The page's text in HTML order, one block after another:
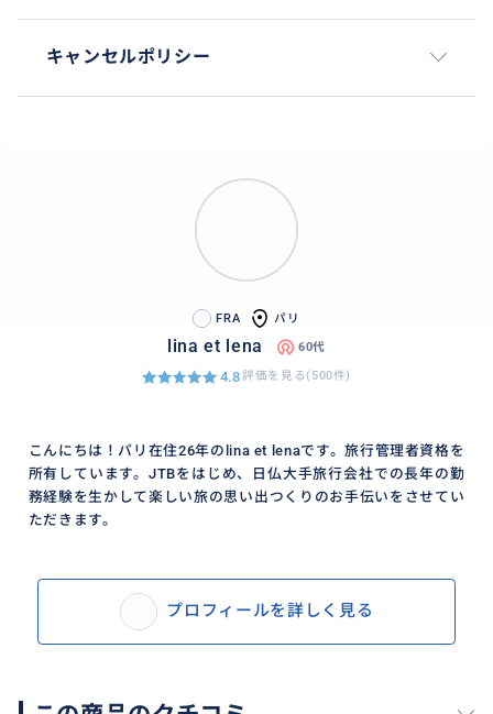
キャンセルポリシー
FRA パリ
lina et lena 60代
4.8評価を見る(500件)
こんにちは！パリ在住26年のlina et lenaです。旅行管理者資格を
所有しています。JTBをはじめ、日仏大手旅行会社での長年の勤
務経験を生かして楽しい旅の思い出つくりのお手伝いをさせてい
ただきます。
プロフィールを詳しく見る